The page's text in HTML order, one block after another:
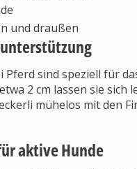
und draußen
Pferd sind speziell für
2 cm lassen sie
mühelos mit den
aktive Hunde